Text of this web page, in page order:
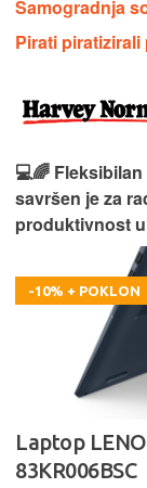
Samogradnja
Pirati piratizirali
💻🌈 Fleksibilan
savršen je za
produktivnost
-10% + POKLON
Laptop
83KR006BSC